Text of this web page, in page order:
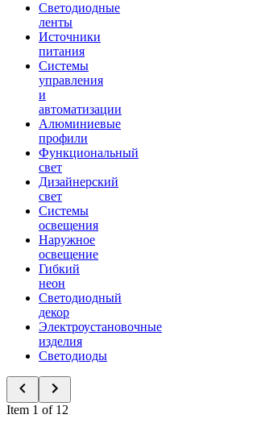
Светодиодные
ленты
Источники
питания
Системы
управления
и
автоматизации
Алюминиевые
профили
Функциональный
свет
Дизайнерский
свет
Системы
освещения
Наружное
освещение
Гибкий
неон
Светодиодный
декор
Электроустановочные
изделия
Светодиоды
Item 1 of 12